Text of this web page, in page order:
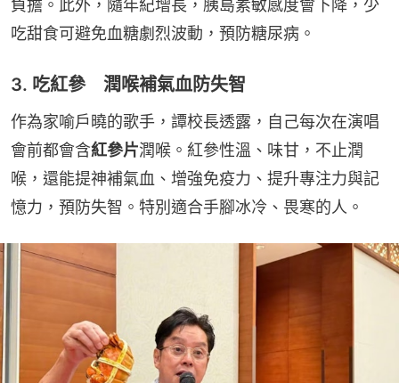
負擔。此外，隨年紀增長，胰島素敏感度會下降，少
吃甜食可避免血糖劇烈波動，預防糖尿病。
3. 吃紅參 潤喉補氣血防失智
作為家喻戶曉的歌手，譚校長透露，自己每次在演唱
會前都會含紅參片潤喉。紅參性溫、味甘，不止潤
喉，還能提神補氣血、增強免疫力、提升專注力與記
憶力，預防失智。特別適合手腳冰冷、畏寒的人。